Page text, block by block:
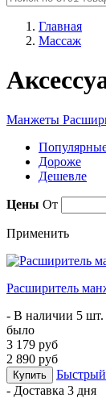
Главная
Массаж
Манжеты
Дороже
Дешевле
Цены От
Применить
Расширитель
- В наличии 5 шт.
было
3 179 руб
2 890 руб
Купить
Быстрый
- Доставка 3 дня